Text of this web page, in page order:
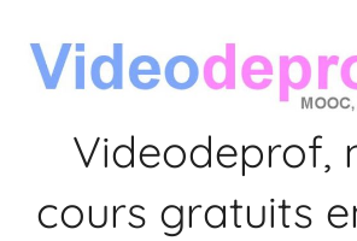
contenu
Videodeprof,
cours gratuits